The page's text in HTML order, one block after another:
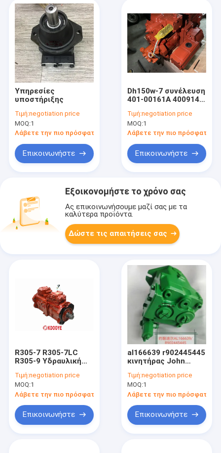
Υπηρεσίες
υποστήριξης
Τιμή:negotiation price
MOQ:1
Λάβετε την πιο πρόσφατη τιμή
Επικοινωνήστε
Dh150w-7 συνέλευση
401-00161A 400914-
00513A υδραυλικών
αντλιών
Τιμή:negotiation price
MOQ:1
Λάβετε την πιο πρόσφατη
Επικοινωνήστε
Εξοικονομήστε το χρόνο σας
Ας επικοινωνήσουμε μαζί σας με τα
καλύτερα προϊόντα.
Δώστε τις απαιτήσεις σας
R305-7 R305-7LC
R305-9 Υδραυλική
εξορυκτών Hyundai
31N8-10070 K5V140
Τιμή:negotiation price
MOQ:1
Λάβετε την πιο πρόσφατη τιμή
Επικοινωνήστε
al166639 r902445445
κινητήρας John
συλλογής βαμβακιού
Τιμή:negotiation price
MOQ:1
Λάβετε την πιο πρόσφατη
Επικοινωνήστε